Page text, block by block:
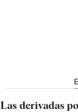
Las derivadas